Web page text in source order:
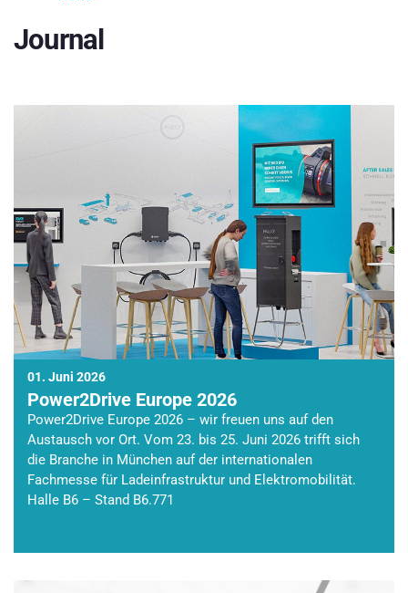
Journal
01. Juni 2026
Power2Drive Europe 2026
Power2Drive Europe 2026 – wir freuen uns auf den
Austausch vor Ort. Vom 23. bis 25. Juni 2026 trifft sich
die Branche in München auf der internationalen
Fachmesse für Ladeinfrastruktur und Elektromobilität.
Halle B6 – Stand B6.771